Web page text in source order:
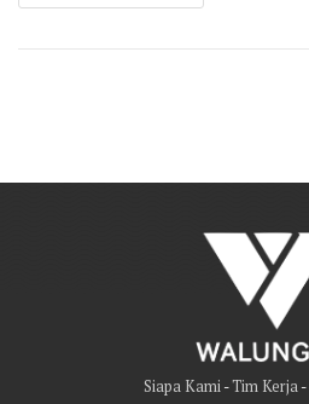
Siapa Kami-Tim Kerja-